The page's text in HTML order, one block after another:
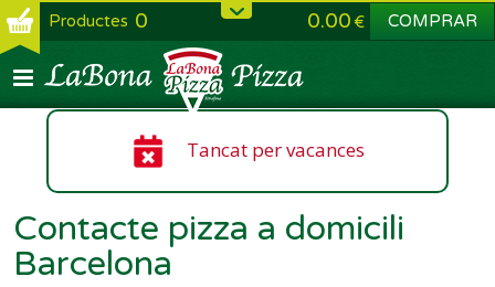
Productes 0 0.00 COMPRAR
Tancat per vacances
Contacte pizza a domicili
Barcelona